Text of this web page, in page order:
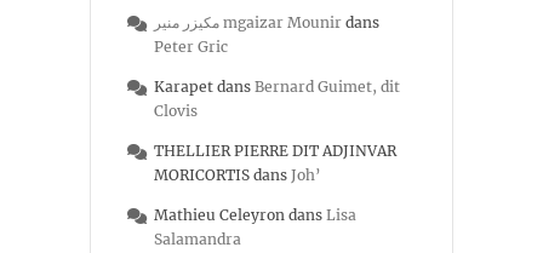
مكيزر منير mgaizar Mounir dans
Peter Gric
Karapet dans Bernard Guimet, dit
Clovis
THELLIER PIERRE DIT ADJINVAR
MORICORTIS dans Joh’
Mathieu Celeyron dans Lisa
Salamandra